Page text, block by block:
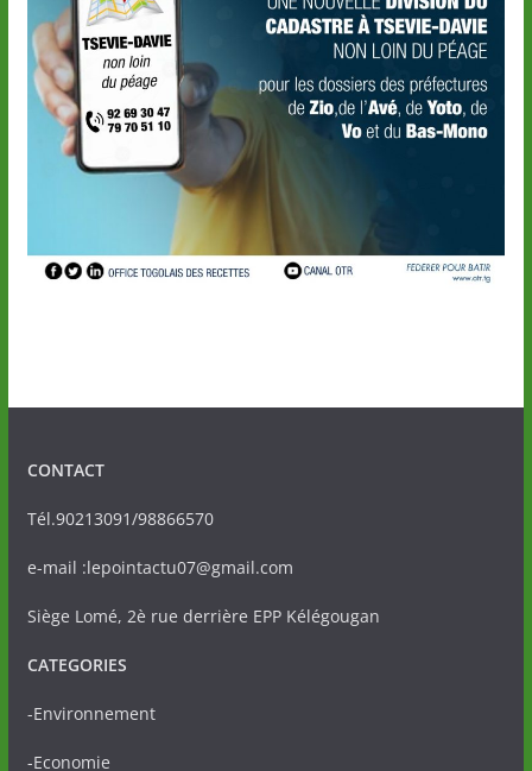
CONTACT
Tél.90213091/98866570
e-mail :lepointactu07@gmail.com
Siège Lomé, 2è rue derrière EPP Kélégougan
CATEGORIES
-Environnement
-Economie